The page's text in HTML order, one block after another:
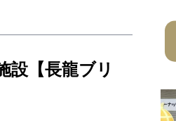
設【長龍ブリ